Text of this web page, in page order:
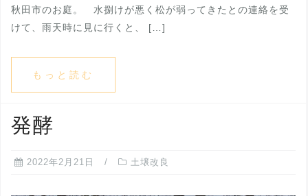
秋田市のお庭。 水捌けが悪く松が弱ってきたとの連絡を受
けて、雨天時に見に行くと、 […]
もっと読む
発酵
2022年2月21日 土壌改良